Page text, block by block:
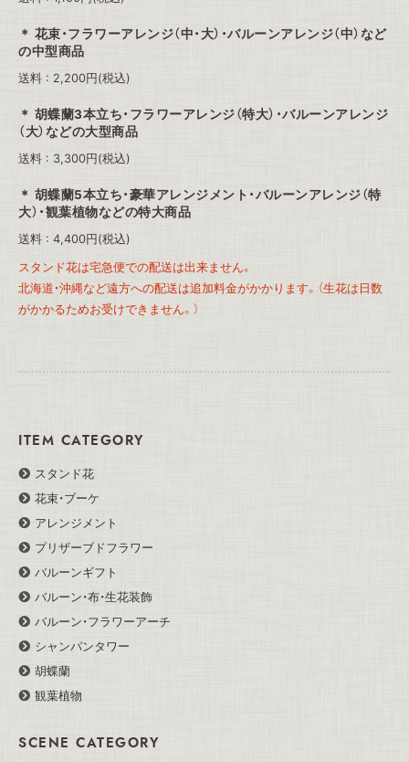
花束・フラワーアレンジ（中・大）・バルーンアレンジ（中）など
の中型商品
送料 : 2,200円(税込)
胡蝶蘭3本立ち・フラワーアレンジ（特大）・バルーンアレンジ
（大）などの大型商品
送料 : 3,300円(税込)
胡蝶蘭5本立ち・豪華アレンジメント・バルーンアレンジ（特
大）・観葉植物などの特大商品
送料 : 4,400円(税込)
スタンド花は宅急便での配送は出来ません。
北海道・沖縄など遠方への配送は追加料金がかかります。（生花は日数
がかかるためお受けできません。）
ITEM CATEGORY
スタンド花
花束・ブーケ
アレンジメント
プリザーブドフラワー
バルーンギフト
バルーン・布・生花装飾
バルーン・フラワーアーチ
シャンパンタワー
胡蝶蘭
観葉植物
SCENE CATEGORY